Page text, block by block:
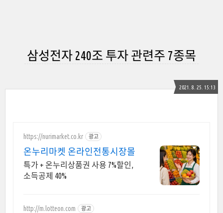
삼성전자 240조 투자 관련주 7종목
2021. 8. 25. 15:13
https://nurimarket.co.kr 광고
온누리마켓 온라인전통시장몰
특가 + 온누리상품권 사용 7%할인,
소득공제 40%
http://m.lotteon.com 광고